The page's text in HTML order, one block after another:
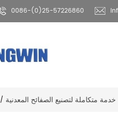
0086-(0)25-57226860
/ خدمة متكاملة لتصنيع الصفائح المعدنية